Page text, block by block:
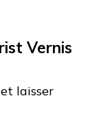
Vernis
laisser